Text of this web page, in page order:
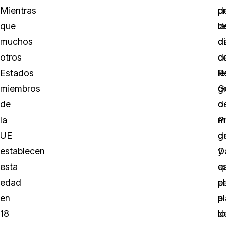
Mientras
que
muchos
otros
Estados
miembros
de
la
UE
establecen
esta
edad
en
18
o
y
el
a